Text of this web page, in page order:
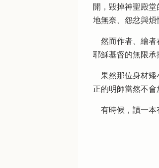
開，毀掉神聖殿
地無奈、怨忿與煩
然而作者、繪者
耶穌基督的無限承
果然那位身材矮
正的明師當然不
有時候，讀一本